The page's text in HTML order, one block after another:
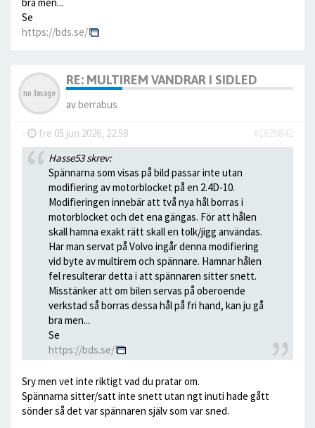
Se
https://bds.se/
RE: MULTIREM VANDRAR I SIDLED
avberrabus
- fre 05 jun 2026, 22:58
#1629842
Hasse53 skrev:
Spännarna som visas på bild passar inte utan
modifiering av motorblocket på en 2.4D-10.
Modifieringen innebär att två nya hål borras i
motorblocket och det ena gängas. För att hålen
skall hamna exakt rätt skall en tolk/jigg användas.
Har man servat på Volvo ingår denna modifiering
vid byte av multirem och spännare. Hamnar hålen
fel resulterar detta i att spännaren sitter snett.
Misstänker att om bilen servas på oberoende
verkstad så borras dessa hål på fri hand, kan ju gå
bra men...
Se
https://bds.se/
Sry men vet inte riktigt vad du pratar om.
Spännarna sitter/satt inte snett utan ngt inuti hade gått
sönder så det var spännaren själv som var sned.